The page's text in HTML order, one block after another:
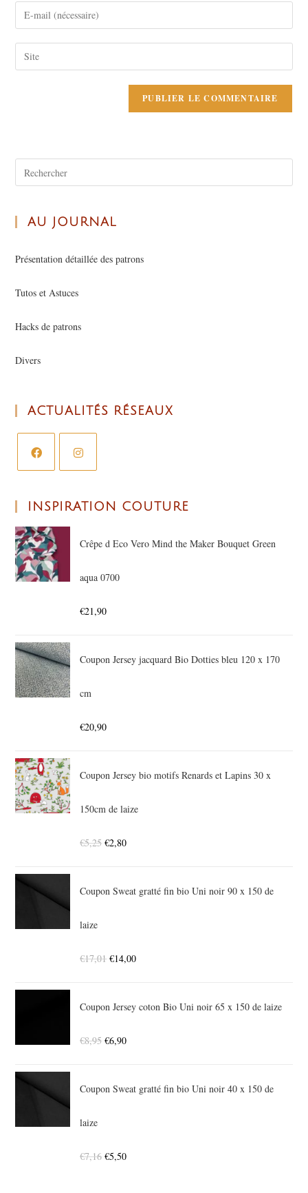
AU JOURNAL
Présentation détaillée des patrons
Tutos et Astuces
Hacks de patrons
Divers
ACTUALITÉS RÉSEAUX
INSPIRATION COUTURE
Crêpe d Eco Vero Mind the Maker Bouquet Green
aqua 0700
€21,90
Coupon Jersey jacquard Bio Dotties bleu 120 x 170
cm
€20,90
Coupon Jersey bio motifs Renards et Lapins 30 x
150cm de laize
€5,25 €2,80
Coupon Sweat gratté fin bio Uni noir 90 x 150 de
laize
€17,01 €14,00
Coupon Jersey coton Bio Uni noir 65 x 150 de laize
€8,95 €6,90
Coupon Sweat gratté fin bio Uni noir 40 x 150 de
laize
€7,16 €5,50